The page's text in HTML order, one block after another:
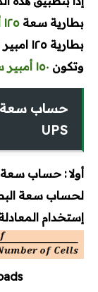
بطارية سعة ١٢٥ أمبير. ساعة
وتكون ١٥٠ أمبير ساعة
حساب سعة
UPS
أولا : حساب سعة
إستخدام المعادلة